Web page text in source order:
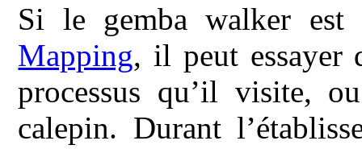
Si le gemba walker
Mapping, il peut essayer
processus qu’il visite,
calepin. Durant